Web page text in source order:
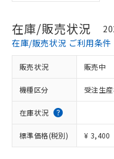
在庫/販売状況
在庫/販売状況 ご利用条件
販売状況 販売中
機種区分 受注生
在庫状況
標準価格(税別) ¥ 3,400